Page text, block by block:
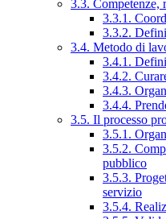
3.3.
3.3.1.
3.3.2.
3.4. Metodo di
3.4.1.
3.4.2.
3.4.3.
3.4.4.
3.5. Il processo
3.5.1.
3.5.2.
pubblico
3.5.3.
servizio
3.5.4.